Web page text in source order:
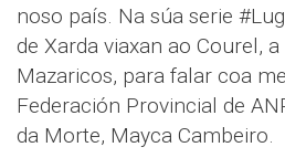
noso país. Na súa serie
de Xarda viaxan ao Courel,
Mazaricos, para falar coa
Federación Provincial de
da Morte, Mayca Cambeiro.